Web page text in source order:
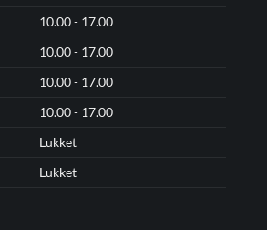
10.00 - 17.00
10.00 - 17.00
10.00 - 17.00
10.00 - 17.00
Lukket
Lukket